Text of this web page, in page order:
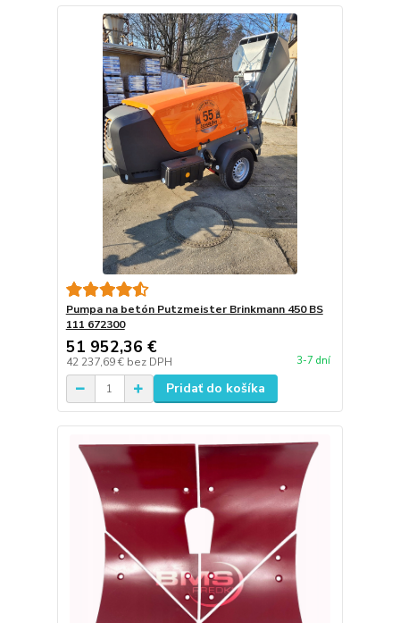
Pumpa na betón Putzmeister Brinkmann 450 BS
111 672300
51 952,36 €
42 237,69 € bez DPH 3-7 dní
Pridať do košíka